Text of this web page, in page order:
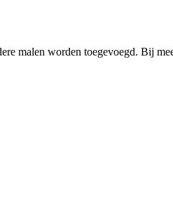
malen worden toegevoegd. Bij